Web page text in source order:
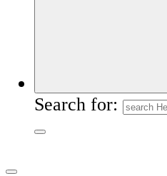
Search for: